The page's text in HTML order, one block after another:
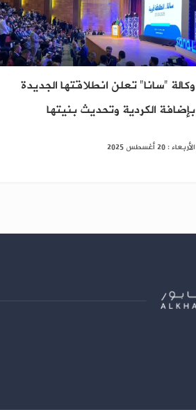
وكالة "سانا" تعلن انطلاقتها الجديدة
بإضافة الكردية وتحديث بنيتها
الأربعاء : 20 أغسطس 2025